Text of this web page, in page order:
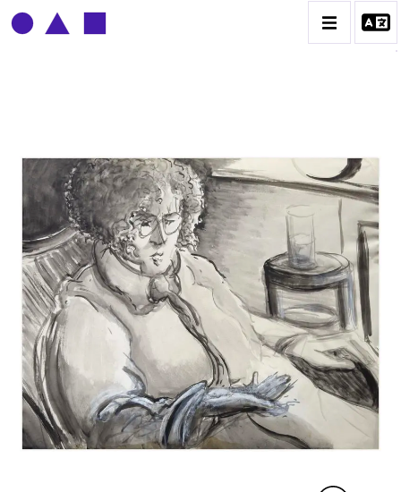
CLAUDE GROBÉTY
BIOGRAPHIE
CATALOGUE DES OEUVRES
CONTACT